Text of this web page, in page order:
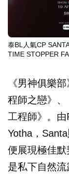
泰BL人氣CP
TIME STOPPER
《男神俱樂
程師之戀》
工程師》。
Yotha，
便展現極佳
是私下自然